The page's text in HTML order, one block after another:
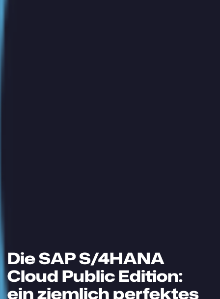
Die SAP S/4HANA
Cloud Public Edition:
ein ziemlich perfektes